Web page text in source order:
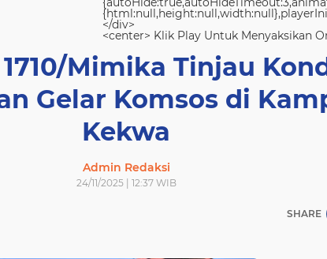
</div>
<center> Klik Play Untuk Menyaksikan
Mimika Tinjau
Gelar Komsos di
Kekwa
Admin Redaksi
24/11/2025 | 12:37 WIB
SHARE